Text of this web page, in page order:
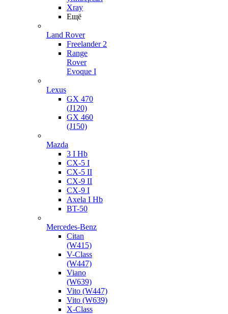
Xray
Ещё
Land Rover
Freelander 2
Range
Rover
Evoque I
Lexus
GX 470
(J120)
GX 460
(J150)
Mazda
3 I Hb
CX-5 I
CX-5 II
CX-9 II
CX-9 I
Axela I Hb
BT-50
Mercedes-Benz
Citan
(W415)
V-Class
(W447)
Viano
(W639)
Vito (W447)
Vito (W639)
X-Class